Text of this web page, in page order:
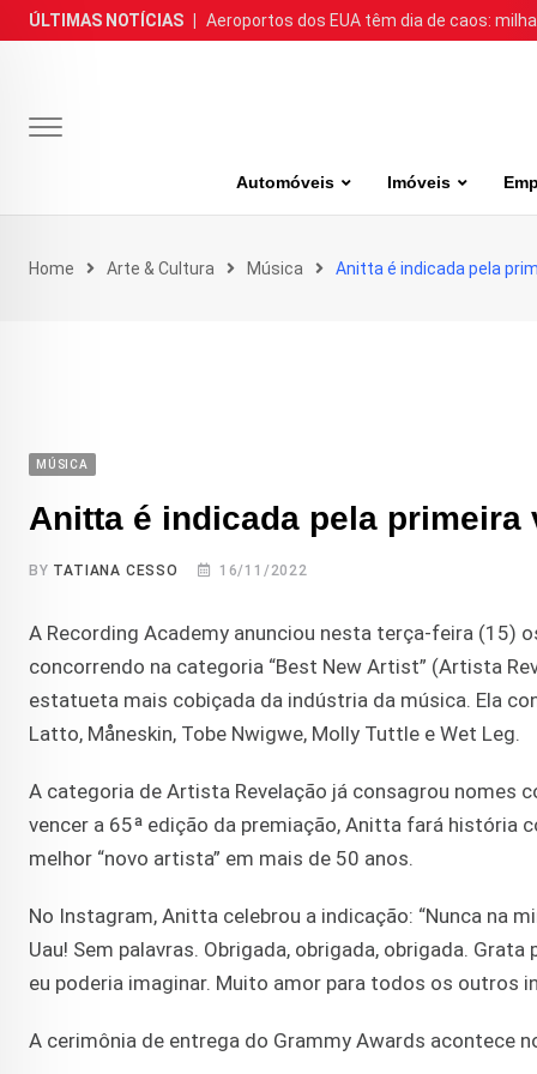
Skip
to
ÚLTIMAS NOTÍCIAS Aeroportos dos EUA têm dia de caos:
Automóveis Imóveis
Home Arte & Cultura Música Anitta é indicada pela
MÚSICA
Anitta é indicada pela primeira
BY TATIANA CESSO 16/11/2022
A Recording Academy anunciou nesta terça-feira (15)
concorrendo na categoria “Best New Artist” (Artista
estatueta mais cobiçada da indústria da música. Ela
Latto, Måneskin, Tobe Nwigwe, Molly Tuttle e Wet Leg.
A categoria de Artista Revelação já consagrou nomes
vencer a 65ª edição da premiação, Anitta fará
melhor “novo artista” em mais de 50 anos.
No Instagram, Anitta celebrou a indicação: “Nunca na
Uau! Sem palavras. Obrigada, obrigada, obrigada.
eu poderia imaginar. Muito amor para todos os outros
A cerimônia de entrega do Grammy Awards acontece